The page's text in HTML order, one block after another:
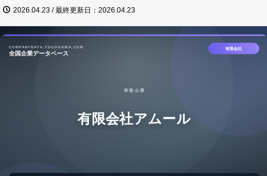
2026.04.23 / 最終更新日：2026.04.23